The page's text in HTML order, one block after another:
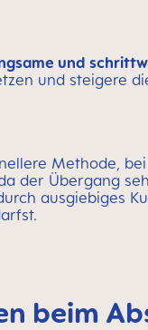
und
und steigere
Methode,
der Übergang
ausgiebiges
beim